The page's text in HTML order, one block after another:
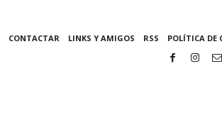
CONTACTAR LINKS Y AMIGOS RSS POLÍTICA DE